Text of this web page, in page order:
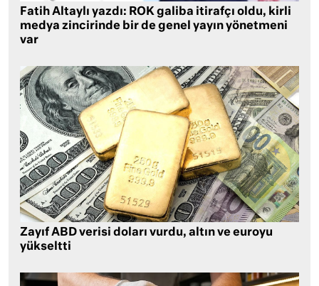
Fatih Altaylı yazdı: ROK galiba itirafçı oldu, kirli
medya zincirinde bir de genel yayın yönetmeni
var
Zayıf ABD verisi doları vurdu, altın ve euroyu
yükseltti